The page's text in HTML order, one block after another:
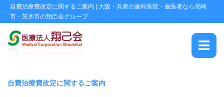
自費治療費改定に関するご案内 | 大阪・兵庫の歯科医院・歯医者なら尼崎
市・茨木市の翔己会グループ
HOME
自費治療費改定に関するご案内